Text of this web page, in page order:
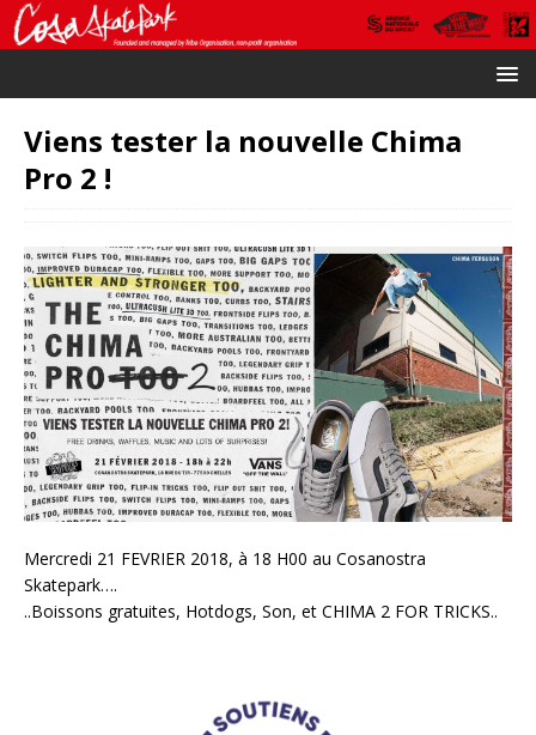
Viens tester la nouvelle Chima
Pro 2 !
Mercredi 21 FEVRIER 2018, à 18 H00 au Cosanostra
Skatepark….
..Boissons gratuites, Hotdogs, Son, et CHIMA 2 FOR TRICKS..